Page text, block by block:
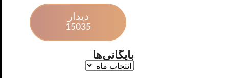
دیدار
15035
بایگانی‌ها